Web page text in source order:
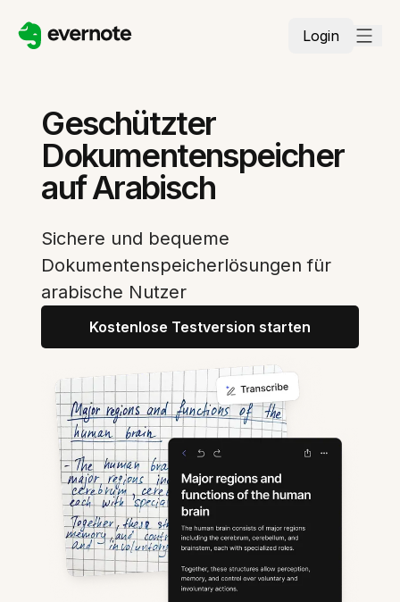
Login
Geschützter
Dokumentenspeicher
auf Arabisch
Sichere und bequeme
Dokumentenspeicherlösungen für
arabische Nutzer
Kostenlose Testversion starten